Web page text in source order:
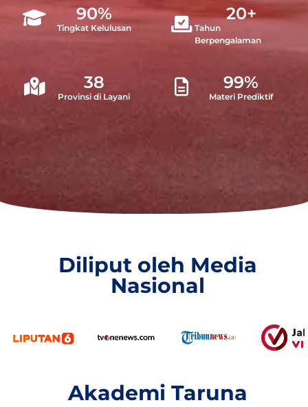
Tingkat Kelulusan
90%
Tahun
Berpengalaman
20+
Provinsi di Layani
38
Materi Prediktif
99%
Diliput oleh Media
Nasional
Akademi Taruna